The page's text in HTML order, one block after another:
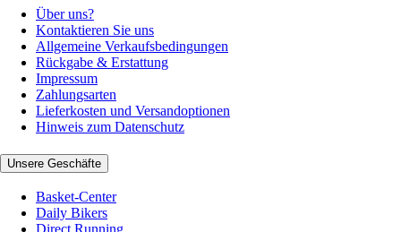
Über uns?
Kontaktieren Sie uns
Allgemeine Verkaufsbedingungen
Rückgabe & Erstattung
Impressum
Zahlungsarten
Lieferkosten und Versandoptionen
Hinweis zum Datenschutz
Unsere Geschäfte
Basket-Center
Daily Bikers